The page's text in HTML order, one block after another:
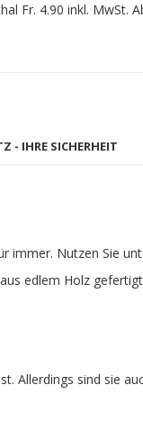
Fr. 4.90 inkl. MwSt.
- IHRE SICHERHEIT
Nutzen Sie
edlem Holz
sind sie